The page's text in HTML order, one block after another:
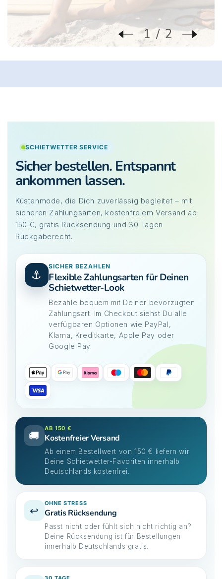
2 2
SCHIETWETTER SERVICE
Sicher bestellen. Entspannt
ankommen lassen.
Küstenmode, die Dich zuverlässig begleitet – mit
sicheren Zahlungsarten, kostenfreiem Versand ab
150 €, gratis Rücksendung und 30 Tagen
Rückgaberecht.
⚓
SICHER BEZAHLEN
Flexible Zahlungsarten für Deinen
Schietwetter-Look
Bezahle bequem mit Deiner bevorzugten
Zahlungsart. Im Checkout siehst Du alle
verfügbaren Optionen wie PayPal,
Klarna, Kreditkarte, Apple Pay oder
Google Pay.
🚚
AB 150 €
Kostenfreier Versand
Ab einem Bestellwert von 150 € liefern wir
Deine Schietwetter-Favoriten innerhalb
Deutschlands kostenfrei.
↩️
OHNE STRESS
Gratis Rücksendung
Passt nicht oder fühlt sich nicht richtig an?
Deine Rücksendung ist für Bestellungen
innerhalb Deutschlands gratis.